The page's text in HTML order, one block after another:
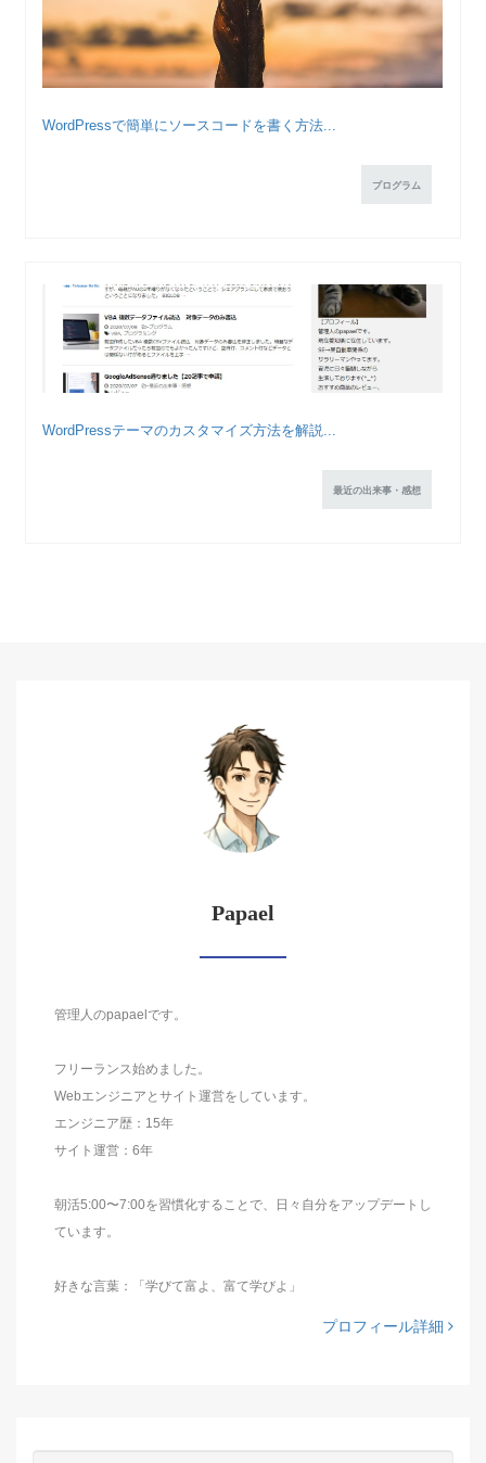
WordPressで簡単にソースコードを書く方法...
プログラム
WordPressテーマのカスタマイズ方法を解説...
最近の出来事・感想
Papael
管理人のpapaelです。
フリーランス始めました。
Webエンジニアとサイト運営をしています。
エンジニア歴：15年
サイト運営：6年
朝活5:00〜7:00を習慣化することで、日々自分をアップデートし
ています。
好きな言葉：「学びて富よ、富て学びよ」
プロフィール詳細